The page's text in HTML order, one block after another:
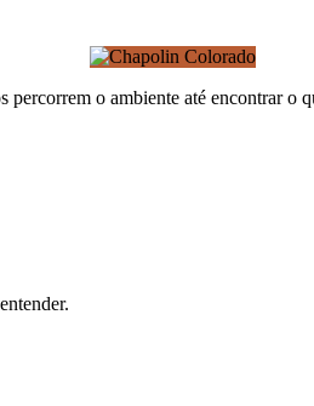
o ambiente até encontrar o